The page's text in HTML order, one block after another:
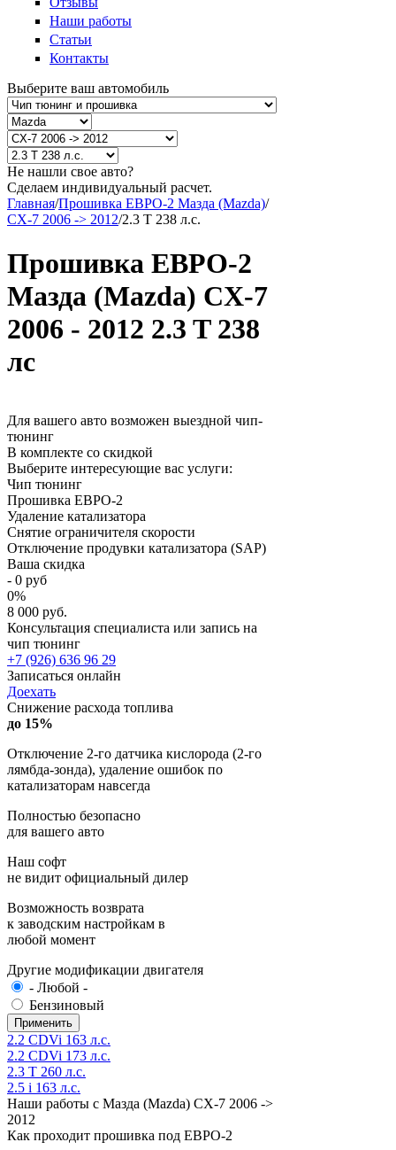
Наши работы
Статьи
Контакты
Выберите ваш автомобиль
Не нашли свое авто?
Сделаем индивидуальный расчет.
Главная/Прошивка ЕВРО-2 Мазда (Mazda)/
CX-7 2006 -> 2012/2.3 T 238 л.с.
Прошивка ЕВРО-2
Мазда (Mazda) CX-7
2006 - 2012 2.3 T 238
лс
Для вашего авто возможен выездной чип-
тюнинг
В комплекте со скидкой
Выберите интересующие вас услуги:
Чип тюнинг
Прошивка ЕВРО-2
Удаление катализатора
Снятие ограничителя скорости
Отключение продувки катализатора (SAP)
Ваша скидка
- 0 руб
0%
8 000 руб.
Консультация специалиста или запись на
чип тюнинг
+7 (926) 636 96 29
Записаться онлайн
Доехать
Снижение расхода топлива
до 15%
Отключение 2-го датчика кислорода (2-го
лямбда-зонда), удаление ошибок по
катализаторам навсегда
Полностью безопасно
для вашего авто
Наш софт
не видит официальный дилер
Возможность возврата
к заводским настройкам в
любой момент
Другие модификации двигателя
- Любой -
Бензиновый
2.2 CDVi 163 л.с.
2.2 CDVi 173 л.с.
2.3 T 260 л.с.
2.5 i 163 л.с.
Наши работы с Мазда (Mazda) CX-7 2006 ->
2012
Как проходит прошивка под ЕВРО-2